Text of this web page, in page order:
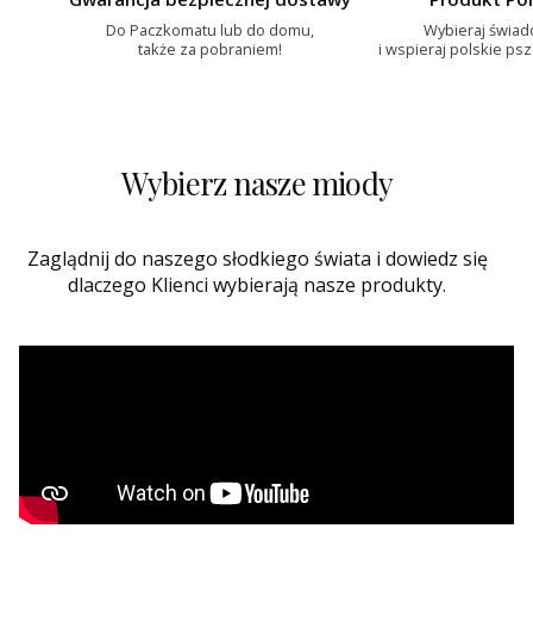
Do Paczkomatu lub do domu,
także za pobraniem!
Wybieraj
i wspieraj polskie
Wybierz nasze miody
Zaglądnij do naszego słodkiego świata i dowiedz się
dlaczego Klienci wybierają nasze produkty.